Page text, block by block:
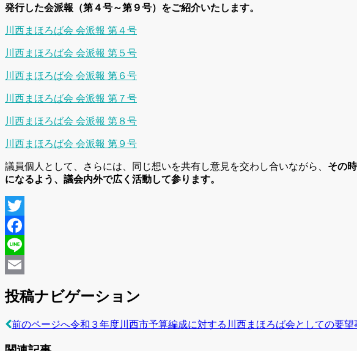
発行した会派報（第４号～第９号）をご紹介いたします。
川西まほろば会 会派報 第４号
川西まほろば会 会派報 第５号
川西まほろば会 会派報 第６号
川西まほろば会 会派報 第７号
川西まほろば会 会派報 第８号
川西まほろば会 会派報 第９号
議員個人として、さらには、同じ想いを共有し意見を交わし合いながら、 その
になるよう、議会内外で広く活動して参ります。
投稿ナビゲーション
前のページへ令和３年度川西市予算編成に対する川西まほろば会としての要